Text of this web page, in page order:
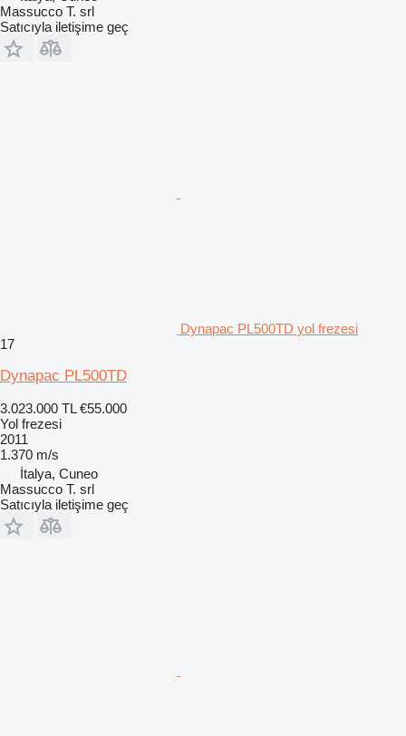
Massucco T. srl
Satıcıyla iletişime geç
Dynapac PL500TD yol frezesi
17
Dynapac PL500TD
3.023.000 TL €55.000
Yol frezesi
2011
1.370 m/s
İtalya, Cuneo
Massucco T. srl
Satıcıyla iletişime geç